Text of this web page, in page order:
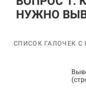
НУЖНО
СПИСОК ГАЛОЧЕК С